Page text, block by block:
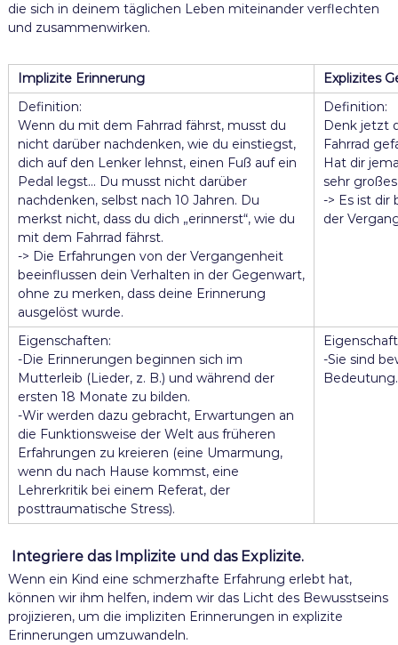
die sich in deinem täglichen Leben miteinander verflechten
und zusammenwirken.
Implizite Erinnerung
Explizites
Definition:
Wenn du mit dem Fahrrad fährst, musst du
nicht darüber nachdenken, wie du einstiegst,
dich auf den Lenker lehnst, einen Fuß auf ein
Pedal legst… Du musst nicht darüber
nachdenken, selbst nach 10 Jahren. Du
merkst nicht, dass du dich „erinnerst“, wie du
mit dem Fahrrad fährst.
-> Die Erfahrungen von der Vergangenheit
beeinflussen dein Verhalten in der Gegenwart,
ohne zu merken, dass deine Erinnerung
ausgelöst wurde.
Definition:
Denk jetzt
Fahrrad
Hat dir
sehr
-> Es ist dir
der
Eigenschaften:
-Die Erinnerungen beginnen sich im
Mutterleib (Lieder, z. B.) und während der
ersten 18 Monate zu bilden.
-Wir werden dazu gebracht, Erwartungen an
die Funktionsweise der Welt aus früheren
Erfahrungen zu kreieren (eine Umarmung,
wenn du nach Hause kommst, eine
Lehrerkritik bei einem Referat, der
posttraumatische Stress).
-Sie sind
Bedeutung.
Integriere das Implizite und das Explizite.
Wenn ein Kind eine schmerzhafte Erfahrung erlebt hat,
können wir ihm helfen, indem wir das Licht des Bewusstseins
projizieren, um die impliziten Erinnerungen in explizite
Erinnerungen umzuwandeln.